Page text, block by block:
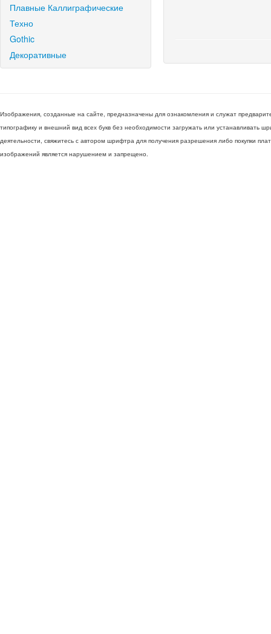
Плавные Каллиграфические
Техно
Gothic
Декоративные
Изображения, созданные на сайте, предназначены для ознакомления и служат
типографику и внешний вид всех букв без необходимости загружать или устанавливать
деятельности, свяжитесь с автором шрифтра для получения разрешения либо покупки
изображений является нарушением и запрещено.